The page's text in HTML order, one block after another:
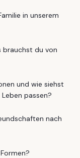
in unserem
brauchst du von
und wie siehst
passen?
nach